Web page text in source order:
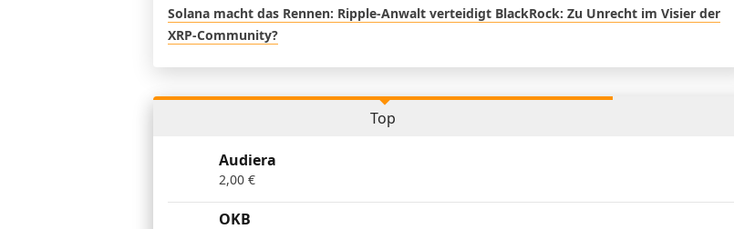
Solana macht das Rennen: Ripple-Anwalt verteidigt BlackRock: Zu Unrecht im Visier der
XRP-Community?
Top
Audiera
2,00 €
OKB